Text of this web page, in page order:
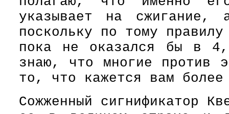
указывает на сжигание,
поскольку по тому
пока не оказался бы в
знаю, что многие против
то, что кажется вам более
Сожженный сигнификатор